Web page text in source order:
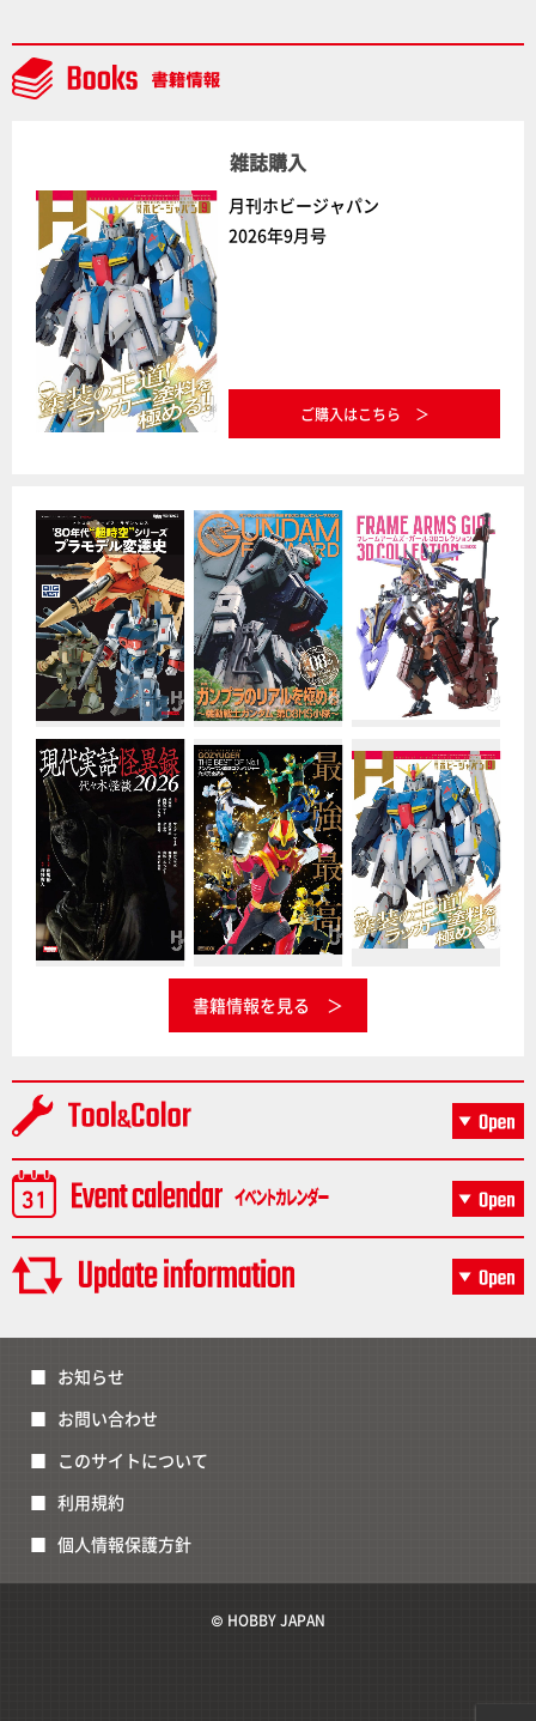
雑誌購入
月刊ホビージャパン
2026年9月号
ご購入はこちら
書籍情報を見る
お知らせ
お問い合わせ
このサイトについて
利用規約
個人情報保護方針
© HOBBY JAPAN